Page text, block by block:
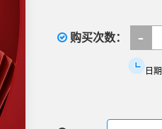
购买次数： -
日